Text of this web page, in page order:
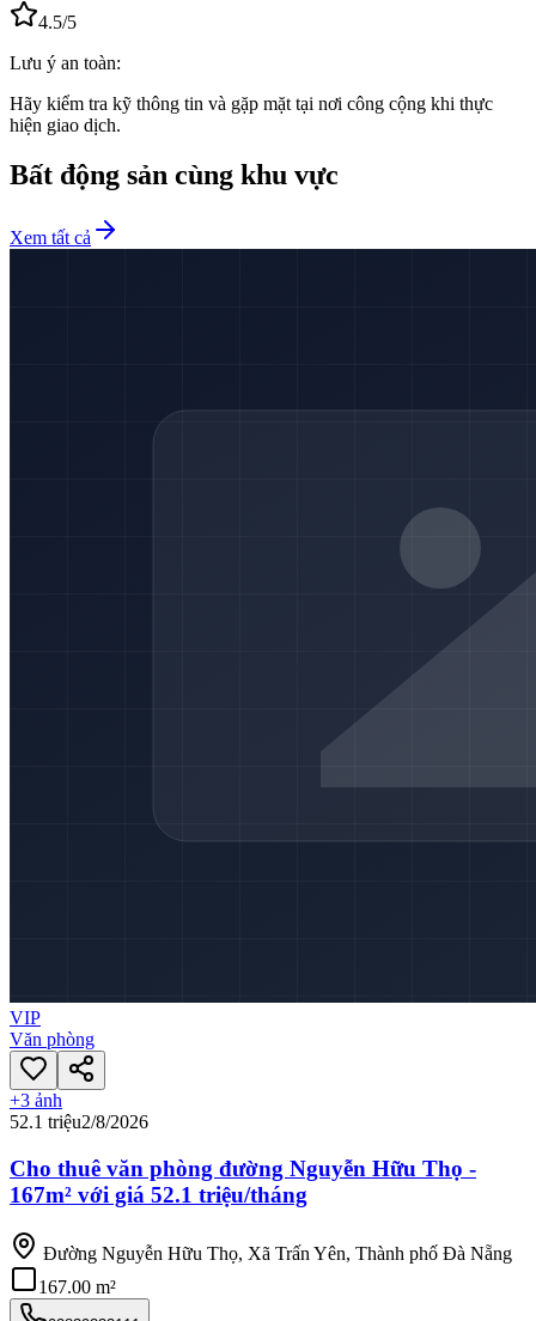
4.5/5
Lưu ý an toàn:
Hãy kiểm tra kỹ thông tin và gặp mặt tại nơi công cộng khi thực
hiện giao dịch.
Bất động sản cùng khu vực
Xem tất cả
VIP
Văn phòng
+3 ảnh
52.1 triệu2/8/2026
Cho thuê văn phòng đường Nguyễn Hữu Thọ -
167m² với giá 52.1 triệu/tháng
Đường Nguyễn Hữu Thọ, Xã Trấn Yên, Thành phố Đà Nẵng
167.00 m²